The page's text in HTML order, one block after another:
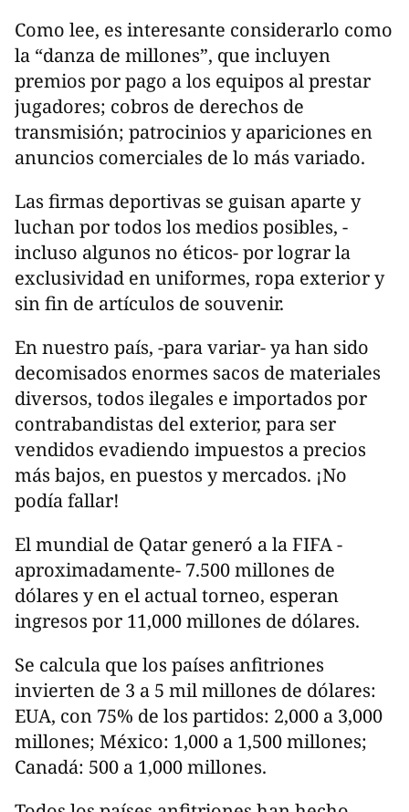
Como lee, es interesante considerarlo como
la “danza de millones”, que incluyen
premios por pago a los equipos al prestar
jugadores; cobros de derechos de
transmisión; patrocinios y apariciones en
anuncios comerciales de lo más variado.
Las firmas deportivas se guisan aparte y
luchan por todos los medios posibles, -
incluso algunos no éticos- por lograr la
exclusividad en uniformes, ropa exterior y
sin fin de artículos de souvenir.
En nuestro país, -para variar- ya han sido
decomisados enormes sacos de materiales
diversos, todos ilegales e importados por
contrabandistas del exterior, para ser
vendidos evadiendo impuestos a precios
más bajos, en puestos y mercados. ¡No
podía fallar!
El mundial de Qatar generó a la FIFA -
aproximadamente- 7.500 millones de
dólares y en el actual torneo, esperan
ingresos por 11,000 millones de dólares.
Se calcula que los países anfitriones
invierten de 3 a 5 mil millones de dólares:
EUA, con 75% de los partidos: 2,000 a 3,000
millones; México: 1,000 a 1,500 millones;
Canadá: 500 a 1,000 millones.